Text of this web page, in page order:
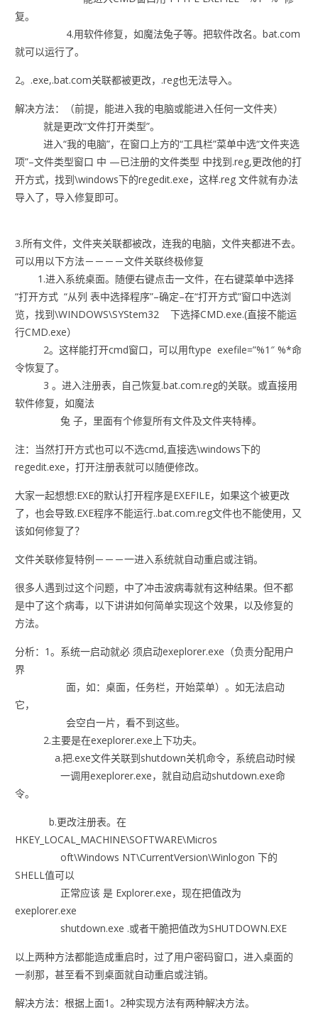
复。
4.用软件修复，如魔法兔子等。把软件改名。bat.com
就可以运行了。
2。.exe,.bat.com关联都被更改，.reg也无法导入。
解决方法：（前提，能进入我的电脑或能进入任何一文件夹）
就是更改“文件打开类型”。
进入“我的电脑”，在窗口上方的“工具栏”菜单中选“文件夹选
项”–文件类型窗口 中 —已注册的文件类型 中找到.reg,更改他的打
开方式，找到\windows下的regedit.exe，这样.reg 文件就有办法
导入了，导入修复即可。
3.所有文件，文件夹关联都被改，连我的电脑，文件夹都进不去。
可以用以下方法－－－－文件关联终极修复
1.进入系统桌面。随便右键点击一文件，在右键菜单中选择
“打开方式 “从列 表中选择程序”–确定–在“打开方式”窗口中选浏
览，找到\WINDOWS\SYStem32 下选择CMD.exe.(直接不能运
行CMD.exe）
2。这样能打开cmd窗口，可以用ftype exefile=”%1″ %*命
令恢复了。
3 。进入注册表，自己恢复.bat.com.reg的关联。或直接用
软件修复，如魔法
兔 子，里面有个修复所有文件及文件夹特棒。
注：当然打开方式也可以不选cmd,直接选\windows下的
regedit.exe，打开注册表就可以随便修改。
大家一起想想:EXE的默认打开程序是EXEFILE，如果这个被更改
了，也会导致.EXE程序不能运行..bat.com.reg文件也不能使用，又
该如何修复了？
文件关联修复特例－－－一进入系统就自动重启或注销。
很多人遇到过这个问题，中了冲击波病毒就有这种结果。但不都
是中了这个病毒，以下讲讲如何简单实现这个效果，以及修复的
方法。
分析：1。系统一启动就必 须启动exeplorer.exe（负责分配用户
界
面，如：桌面，任务栏，开始菜单）。如无法启动
它，
会空白一片，看不到这些。
2.主要是在exeplorer.exe上下功夫。
a.把.exe文件关联到shutdown关机命令，系统启动时候
一调用exeplorer.exe，就自动启动shutdown.exe命
令。
b.更改注册表。在
HKEY_LOCAL_MACHINE\SOFTWARE\Micros
oft\Windows NT\CurrentVersion\Winlogon 下的
SHELL值可以
正常应该 是 Explorer.exe，现在把值改为
exeplorer.exe
shutdown.exe .或者干脆把值改为SHUTDOWN.EXE
以上两种方法都能造成重启时，过了用户密码窗口，进入桌面的
一刹那，甚至看不到桌面就自动重启或注销。
解决方法：根据上面1。2种实现方法有两种解决方法。